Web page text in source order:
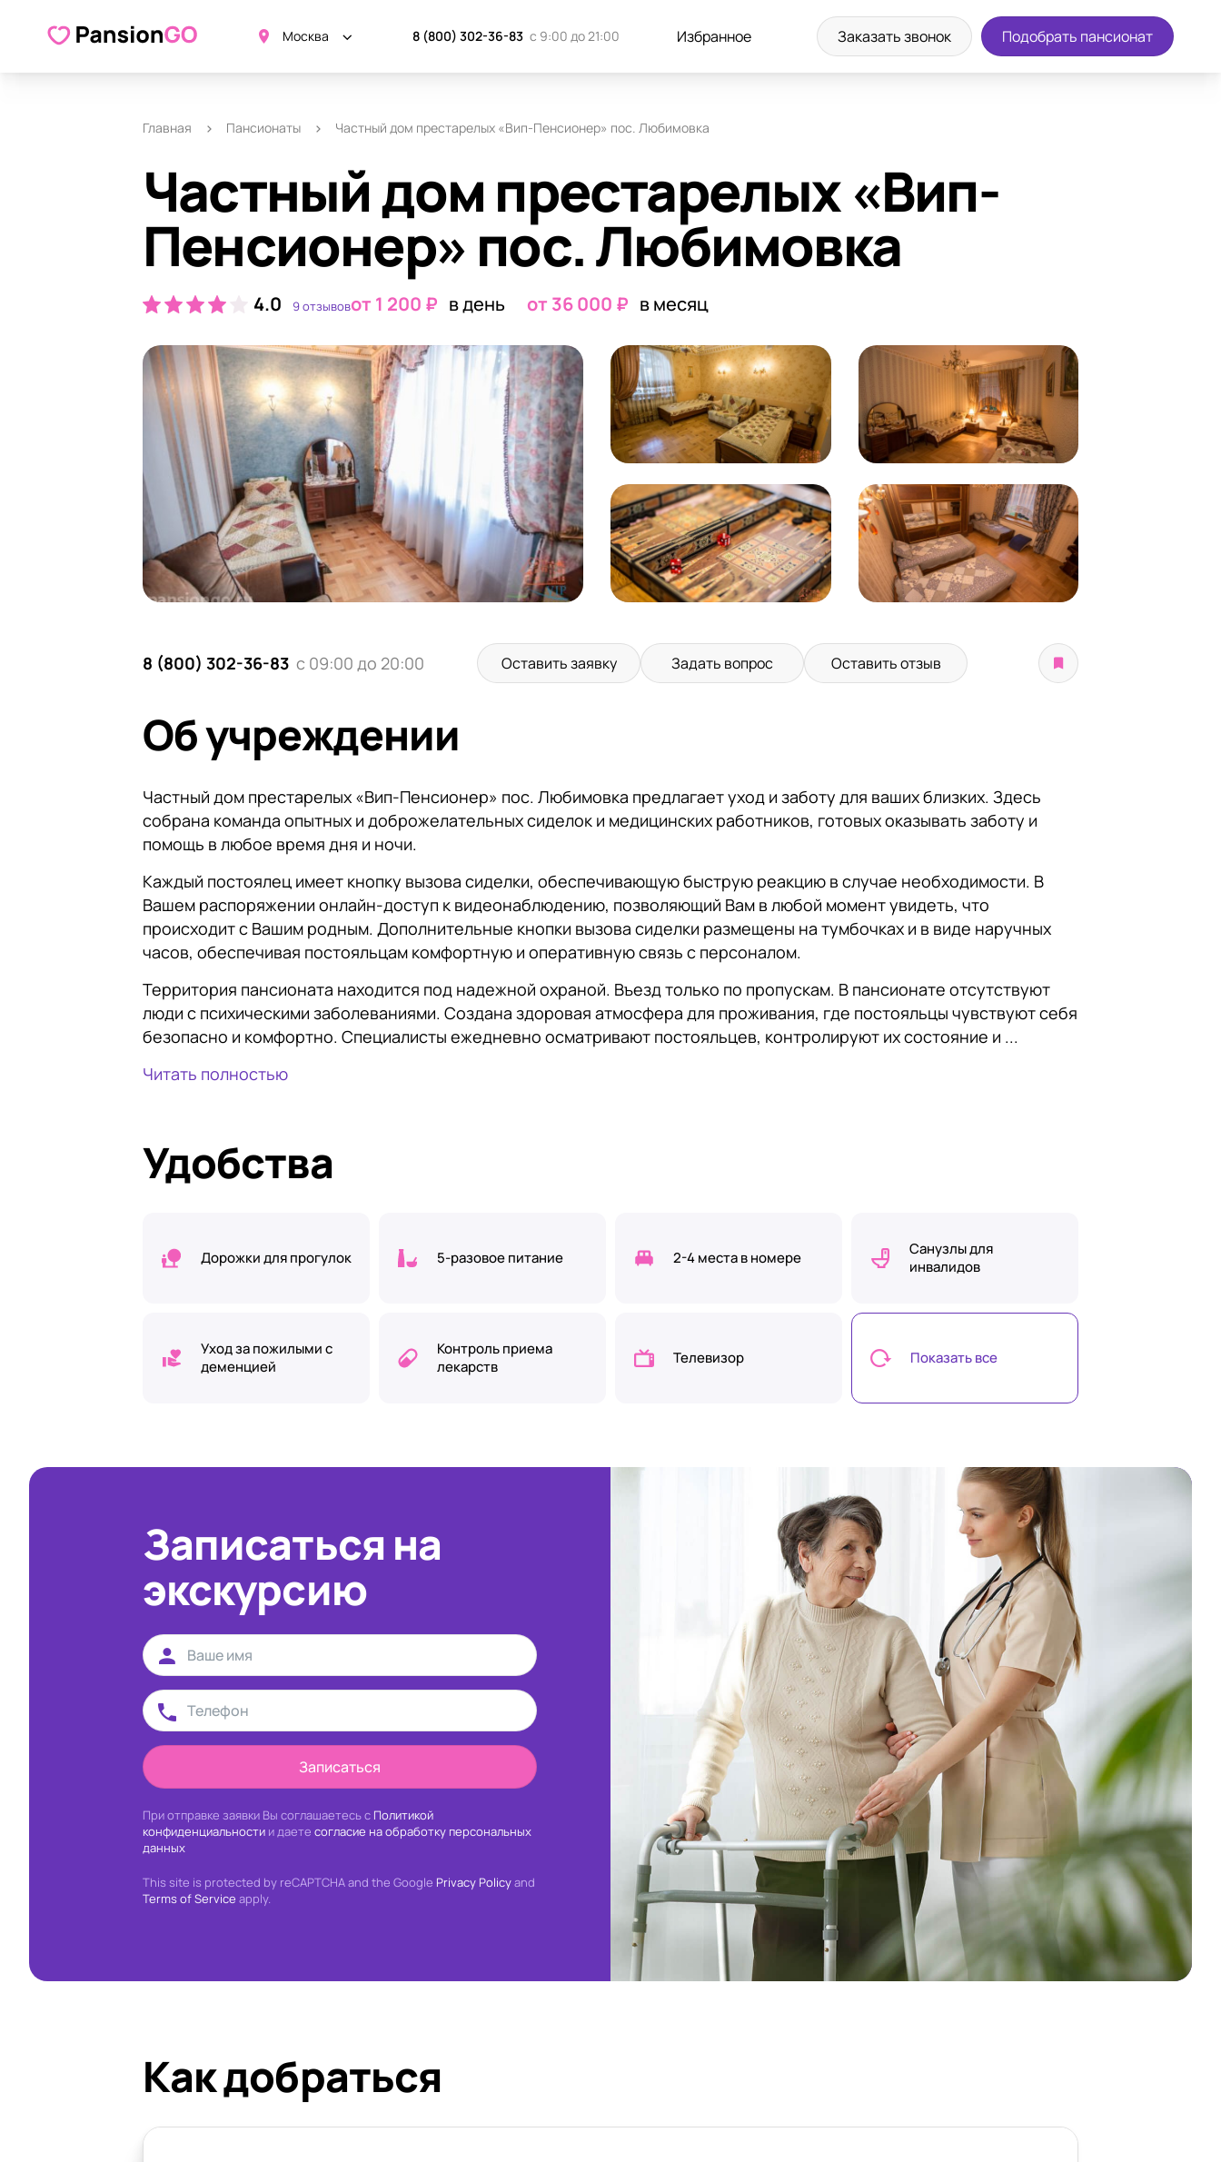
Москва 8 (800) 302-36-83 с 9:00 до 21:00 Избранное Заказать звонок Подобрать пансионат
О пансионате Запись на экскурсию 8 (800) 302-36-83
Главная Пансионаты Частный дом престарелых «Вип-Пенсионер» пос. Любимовка
Частный дом престарелых «Вип-
Пенсионер» пос. Любимовка
4.0 9 отзывовот 1 200 ₽ в день от 36 000 ₽ в месяц
8 (800) 302-36-83 с 09:00 до 20:00 Оставить заявку Задать вопрос Оставить отзыв
Об учреждении
Частный дом престарелых «Вип-Пенсионер» пос. Любимовка предлагает уход и заботу для ваших близких. Здесь
собрана команда опытных и доброжелательных сиделок и медицинских работников, готовых оказывать заботу и
помощь в любое время дня и ночи.
Каждый постоялец имеет кнопку вызова сиделки, обеспечивающую быструю реакцию в случае необходимости. В
Вашем распоряжении онлайн-доступ к видеонаблюдению, позволяющий Вам в любой момент увидеть, что
происходит с Вашим родным. Дополнительные кнопки вызова сиделки размещены на тумбочках и в виде наручных
часов, обеспечивая постояльцам комфортную и оперативную связь с персоналом.
Территория пансионата находится под надежной охраной. Въезд только по пропускам. В пансионате отсутствуют
люди с психическими заболеваниями. Создана здоровая атмосфера для проживания, где постояльцы чувствуют себя
безопасно и комфортно. Специалисты ежедневно осматривают постояльцев, контролируют их состояние и ...
Читать полностью
Удобства
Дорожки для прогулок 5-разовое питание 2-4 места в номере
Санузлы для
инвалидов
Уход за пожилыми с
деменцией
Контроль приема
лекарств
Телевизор Показать все
Записаться на
экскурсию
Записаться
При отправке заявки Вы соглашаетесь с Политикой
конфиденциальности и даете согласие на обработку персональных
данных
This site is protected by reCAPTCHA and the Google Privacy Policyand
Terms of Service apply.
Как добраться